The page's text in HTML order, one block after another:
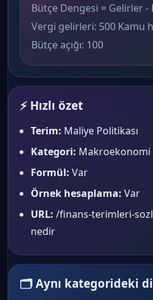
Bütçe Dengesi = Gelirler
Vergi gelirleri: 500 Kamu
Bütçe açığı: 100
⚡ Hızlı özet
Terim: Maliye Politikası
Kategori: Makroekonomi
Formül: Var
Örnek hesaplama: Var
URL: /finans-terimleri-
nedir
🗂 Aynı kategorideki